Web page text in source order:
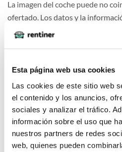
Esta página web usa cookies
Las cookies de este sitio web
el contenido y los anuncios,
sociales y analizar el tráfico.
información sobre el uso que
nuestros partners de redes
web, quienes pueden
La imagen del coche puede no
ofertado. Los datos y la
obtenida de la empresa
actualización: 2026-07-14
Otras ofertas de